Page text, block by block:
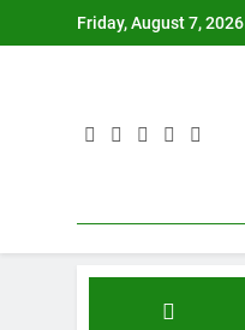
to
Friday, August 7, 2026
pada Kran Cuci Piring